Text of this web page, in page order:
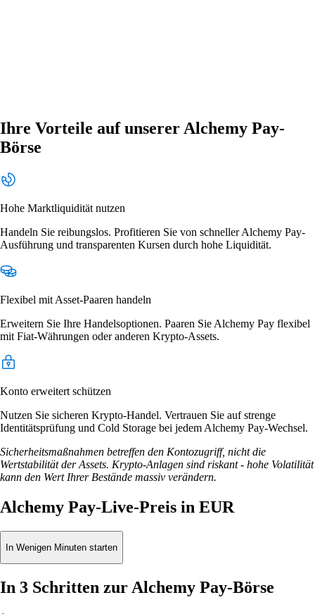
Ihre Vorteile auf unserer Alchemy Pay-
Börse
Hohe Marktliquidität nutzen
Handeln Sie reibungslos. Profitieren Sie von schneller Alchemy Pay-
Ausführung und transparenten Kursen durch hohe Liquidität.
Flexibel mit Asset-Paaren handeln
Erweitern Sie Ihre Handelsoptionen. Paaren Sie Alchemy Pay flexibel
mit Fiat-Währungen oder anderen Krypto-Assets.
Konto erweitert schützen
Nutzen Sie sicheren Krypto-Handel. Vertrauen Sie auf strenge
Identitätsprüfung und Cold Storage bei jedem Alchemy Pay-Wechsel.
Sicherheitsmaßnahmen betreffen den Kontozugriff, nicht die
Wertstabilität der Assets. Krypto-Anlagen sind riskant - hohe Volatilität
kann den Wert Ihrer Bestände massiv verändern.
Alchemy Pay-Live-Preis in EUR
In Wenigen Minuten starten
In 3 Schritten zur Alchemy Pay-Börse